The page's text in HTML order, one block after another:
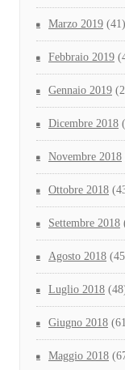
Marzo 2019 (41)
Febbraio 2019
Gennaio 2019
Dicembre 2018
Novembre 2018
Ottobre 2018
Settembre 2018
Agosto 2018
Luglio 2018
Giugno 2018
Maggio 2018